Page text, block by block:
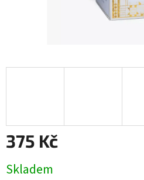
375 Kč
cena:
Skladem